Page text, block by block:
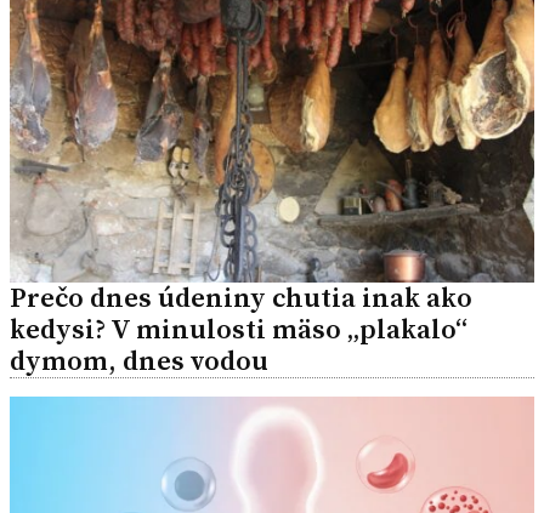
Prečo dnes údeniny chutia inak ako
kedysi? V minulosti mäso „plakalo“
dymom, dnes vodou